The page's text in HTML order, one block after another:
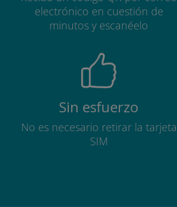
electrónico en cuestión de
minutos y escanéelo
Sin esfuerzo
No es necesario retirar la tarjeta
SIM